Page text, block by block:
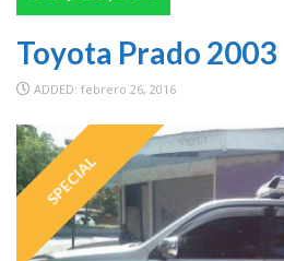
Toyota Prado 2003
ADDED: febrero 26, 2016
SPECIAL